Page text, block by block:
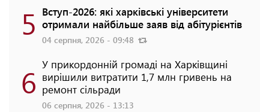
5 Вступ-2026: які харківські університети
отримали найбільше заяв від абітурієнтів
04 серпня, 2026 - 09:48
6 У прикордонній громаді на Харківщині
вирішили витратити 1,7 млн гривень на
ремонт сільради
06 серпня, 2026 - 13:13